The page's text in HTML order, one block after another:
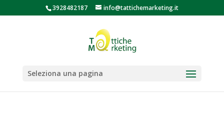
3928482187 info@tattichemarketing.it
Seleziona una pagina